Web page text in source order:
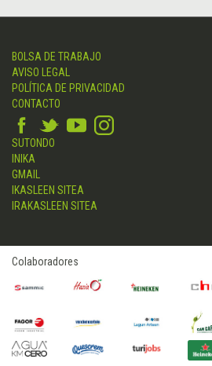
BOLSA DE TRABAJO
AVISO LEGAL
POLÍTICA DE PRIVACIDAD
CONTACTO
SUTONDO
INIKA
GMAIL
IKASLEEN SITEA
IRAKASLEEN SITEA
Colaboradores